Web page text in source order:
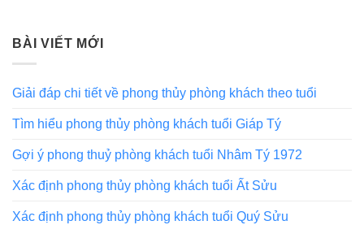
BÀI VIẾT MỚI
Giải đáp chi tiết về phong thủy phòng khách theo tuổi
Tìm hiểu phong thủy phòng khách tuổi Giáp Tý
Gợi ý phong thuỷ phòng khách tuổi Nhâm Tý 1972
Xác định phong thủy phòng khách tuổi Ất Sửu
Xác định phong thủy phòng khách tuổi Quý Sửu